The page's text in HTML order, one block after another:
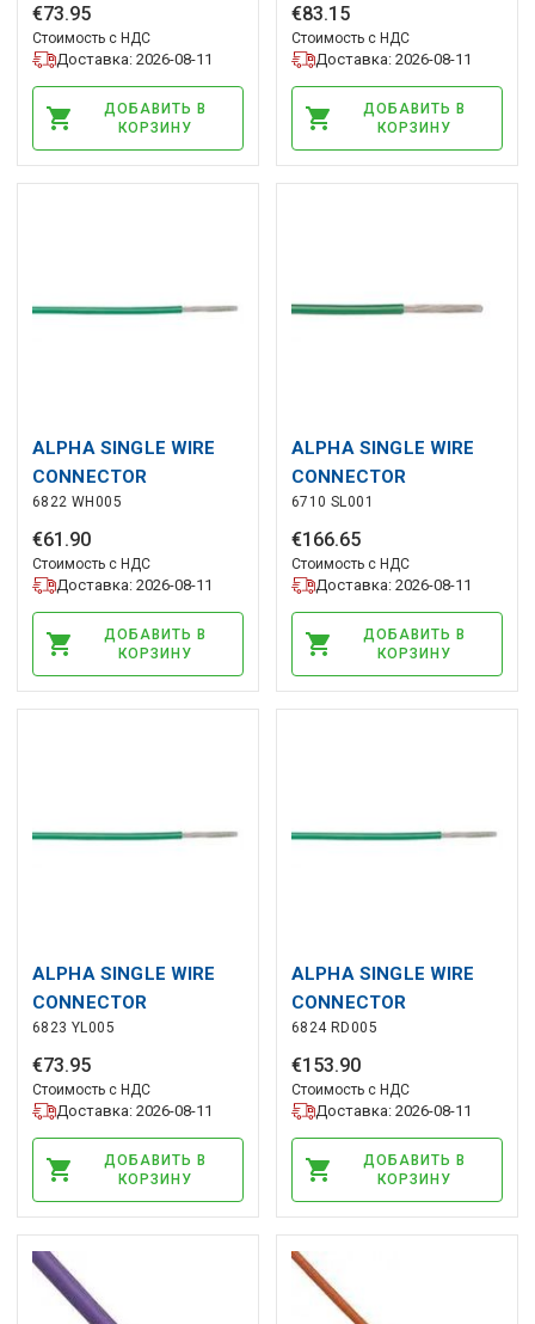
€73.95
Стоимость с НДС
Доставка: 2026-08-11
ДОБАВИТЬ В
КОРЗИНУ
€83.15
Стоимость с НДС
Доставка: 2026-08-11
ДОБАВИТЬ В
КОРЗИНУ
ALPHA SINGLE WIRE
CONNECTOR
6822 WH005
€61 .90
Стоимость с НДС
Доставка: 2026-08-11
ДОБАВИТЬ В
КОРЗИНУ
ALPHA SINGLE WIRE
CONNECTOR
6710 SL001
€166.65
Стоимость с НДС
Доставка: 2026-08-11
ДОБАВИТЬ В
КОРЗИНУ
ALPHA SINGLE WIRE
CONNECTOR
6823 YL005
€73.95
Стоимость с НДС
Доставка: 2026-08-11
ДОБАВИТЬ В
КОРЗИНУ
ALPHA SINGLE WIRE
CONNECTOR
6824 RD005
€153.90
Стоимость с НДС
Доставка: 2026-08-11
ДОБАВИТЬ В
КОРЗИНУ